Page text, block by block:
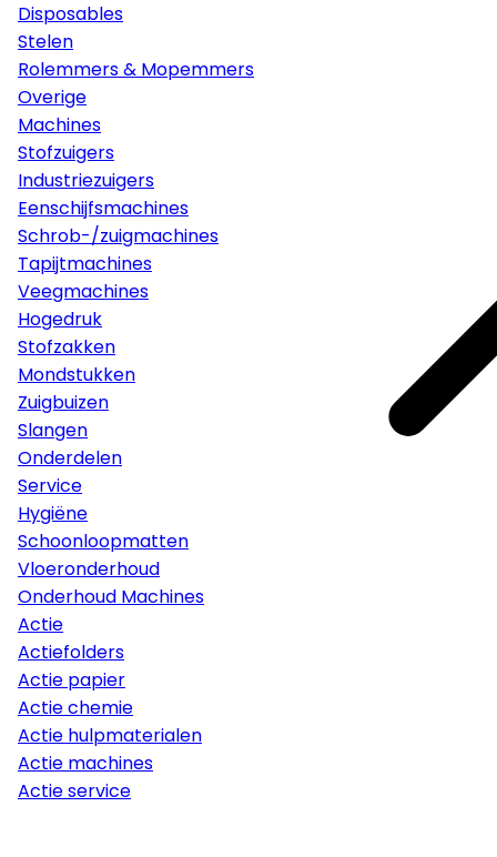
Disposables
Stelen
Rolemmers & Mopemmers
Overige
Machines
Stofzuigers
Industriezuigers
Eenschijfsmachines
Schrob-/zuigmachines
Tapijtmachines
Veegmachines
Hogedruk
Stofzakken
Mondstukken
Zuigbuizen
Slangen
Onderdelen
Service
Hygiëne
Schoonloopmatten
Vloeronderhoud
Onderhoud Machines
Actie
Actiefolders
Actie papier
Actie chemie
Actie hulpmaterialen
Actie machines
Actie service